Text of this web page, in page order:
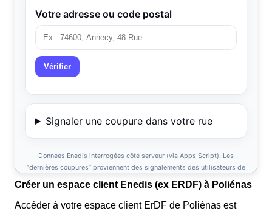
Créer un espace client Enedis (ex ERDF) à Poliénas
Accéder à votre espace client ErDF de Poliénas est